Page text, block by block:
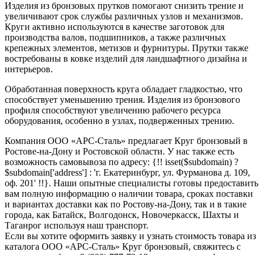
Изделия из бронзовых прутков помогают снизить трение и
увеличивают срок службы различных узлов и механизмов.
Круги активно используются в качестве заготовок для
производства валов, подшипников, а также различных
крепежных элементов, метизов и фурнитуры. Прутки также
востребованы в ковке изделий для ландшафтного дизайна и
интерьеров.
Обработанная поверхность круга обладает гладкостью, что
способствует уменьшению трения. Изделия из бронзового
профиля способствуют увеличению рабочего ресурса
оборудования, особенно в узлах, подверженных трению.
Компания ООО «АРС-Сталь» предлагает Круг бронзовый в
Ростове-на-Дону и Ростовской области. У нас также есть
возможность самовывоза по адресу: {!! isset($subdomain) ?
$subdomain['address'] : 'г. Екатеринбург, ул. Фурманова д. 109,
оф. 201' !!}. Наши опытные специалисты готовы предоставить
вам полную информацию о наличии товара, сроках поставки
и вариантах доставки как по Ростову-на-Дону, так и в такие
города, как Батайск, Волгодонск, Новочеркасск, Шахты и
Таганрог используя наш транспорт.
Если вы хотите оформить заявку и узнать стоимость товара из
каталога ООО «АРС-Сталь» Круг бронзовый, свяжитесь с